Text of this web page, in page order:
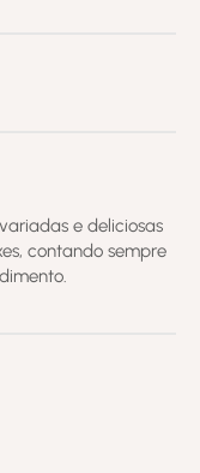
e deliciosas
contando sempre